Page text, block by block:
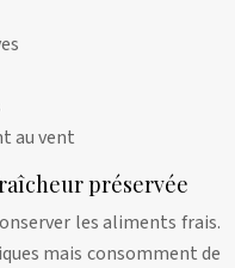
au vent
préservée
les aliments frais.
mais consomment de